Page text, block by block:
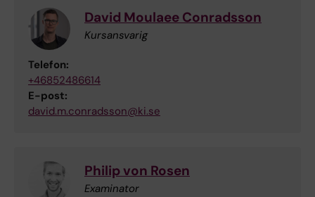
David Moulaee Conradsson
Kursansvarig
Telefon:
+46852486614
E-post:
david.m.conradsson@ki.se
Philip von Rosen
Examinator